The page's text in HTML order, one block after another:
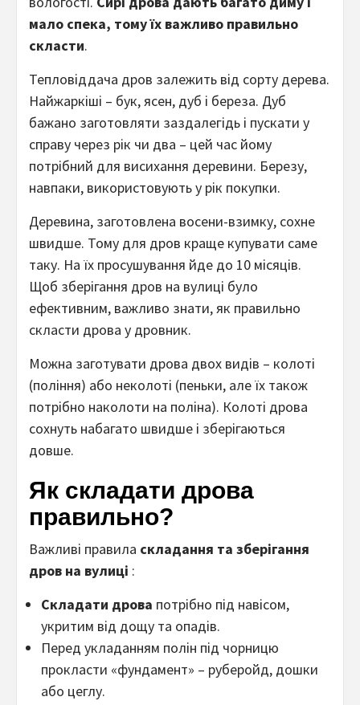
мало спека, тому їх важливо правильно
скласти.
Тепловіддача дров залежить від сорту дерева.
Найжаркіші – бук, ясен, дуб і береза. Дуб
бажано заготовляти заздалегідь і пускати у
справу через рік чи два – цей час йому
потрібний для висихання деревини. Березу,
навпаки, використовують у рік покупки.
Деревина, заготовлена ​​восени-взимку, сохне
швидше. Тому для дров краще купувати саме
таку. На їх просушування йде до 10 місяців.
Щоб зберігання дров на вулиці було
ефективним, важливо знати, як правильно
скласти дрова у дровник.
Можна заготувати дрова двох видів – колоті
(поління) або неколоті (пеньки, але їх також
потрібно наколоти на поліна). Колоті дрова
сохнуть набагато швидше і зберігаються
довше.
Як складати дрова
правильно?
Важливі правила складання та зберігання
дров на вулиці :
Складати дрова потрібно під навісом,
укритим від дощу та опадів.
Перед укладанням полін під чорницю
прокласти «фундамент» – руберойд, дошки
або цеглу.